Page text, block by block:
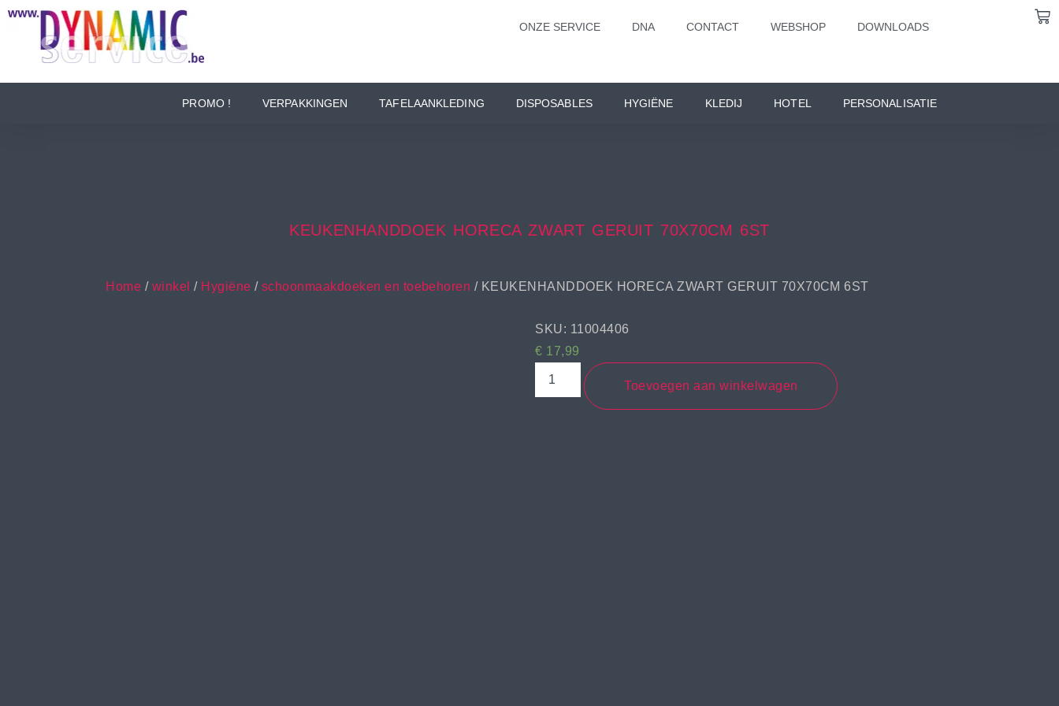
ONZE SERVICE DNA CONTACT WEBSHOP DOWNLOADS
PROMO ! VERPAKKINGEN TAFELAANKLEDING DISPOSABLES HYGIËNE KLEDIJ HOTEL PERSONALISATIE
KEUKENHANDDOEK HORECA ZWART GERUIT 70X70CM 6ST
Home / winkel / Hygiëne / schoonmaakdoeken en toebehoren / KEUKENHANDDOEK HORECA ZWART GERUIT 70X70CM 6ST
SKU: 11004406
€ 17,99
Toevoegen aan winkelwagen